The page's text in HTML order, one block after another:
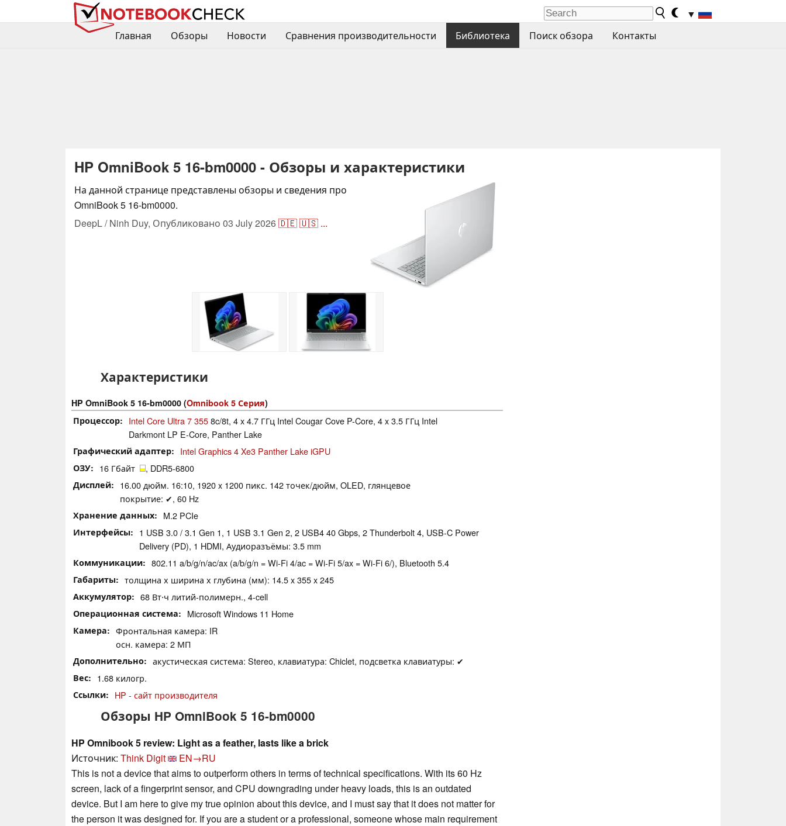
▼
Главная
Обзоры Новости Сравнения производительности Библиотека Поиск обзора Контакты
HP OmniBook 5 16-bm0000 - Обзоры и характеристики
На данной странице представлены обзоры и сведения про
OmniBook 5 16-bm0000.
DeepL / Ninh Duy, Опубликовано 03 July 2026🇩🇪🇺🇸 ...
Характеристики
HP OmniBook 5 16-bm0000 (Omnibook 5 Серия)
Процессор
Intel Core Ultra 7 3558c/8t, 4 x 4.7 ГГц Intel Cougar Cove P-Core, 4 x 3.5 ГГц Intel
Darkmont LP E-Core, Panther Lake
Графический адаптер Intel Graphics 4 Xe3 Panther Lake iGPU
ОЗУ 16 Гбайт , DDR5-6800
Дисплей
16.00 дюйм. 16:10, 1920 x 1200 пикс. 142 точек/дюйм, OLED, глянцевое
покрытие: ✔, 60 Hz
Хранение данных M.2 PCIe
Интерфейсы
1 USB 3.0 / 3.1 Gen 1, 1 USB 3.1 Gen 2, 2 USB4 40 Gbps, 2 Thunderbolt 4, USB-C Power
Delivery (PD), 1 HDMI, Аудиоразъёмы: 3.5 mm
Коммуникации 802.11 a/b/g/n/ac/ax (a/b/g/n = Wi-Fi 4/ac = Wi-Fi 5/ax = Wi-Fi 6/), Bluetooth 5.4
Габариты толщина х ширина х глубина (мм): 14.5 x 355 x 245
Аккумулятор 68 Вт⋅ч литий-полимерн., 4-cell
Операционная система Microsoft Windows 11 Home
Камера
Фронтальная камера: IR
осн. камера: 2 МП
Дополнительно акустическая система: Stereo, клавиатура: Chiclet, подсветка клавиатуры: ✔
Вес 1.68 килогр.
Ссылки HP - сайт производителя
Обзоры HP OmniBook 5 16-bm0000
HP Omnibook 5 review: Light as a feather, lasts like a brick
Источник: Think Digit
EN→RU
This is not a device that aims to outperform others in terms of technical specifications. With its 60 Hz
screen, lack of a fingerprint sensor, and CPU downgrading under heavy loads, this is an outdated
device. But I am here to give my true opinion about this device, and I must say that it does not matter for
the person it was designed for. If you are a student or a professional, someone whose main requirement